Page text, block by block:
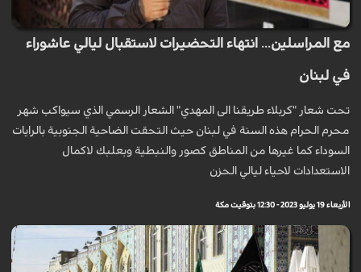
مع المراسلين... انتهاء التحضيرات لاستقبال ليالي عاشوراء
في لبنان
تحت شعار "كربلاء طريقنا الى المهدي" الشعار الرسمي الذي سيواكب شهر
محرم الحرام هذه السنة في لبنان حيث التحقت الضاحية الجنوبية بالرايات
السوداء كما غيرها من المناطق كصور والنبطية وبعلبك لاكمال
الاستعدادات لاحياء ليالي الحزن
الأربعاء 19 يوليو 2023 - 12:30 بتوقيت مكة